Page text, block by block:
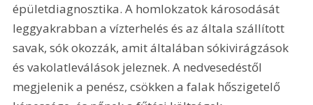
épületdiagnosztika. A homlokzatok károsodását
leggyakrabban a vízterhelés és az általa szállított
savak, sók okozzák, amit általában sókivirágzások
és vakolatleválások jeleznek. A nedvesedéstől
megjelenik a penész, csökken a falak hőszigetelő